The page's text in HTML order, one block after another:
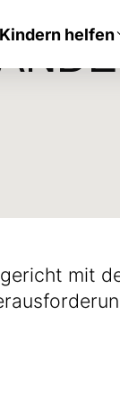
Kindern helfen
mit